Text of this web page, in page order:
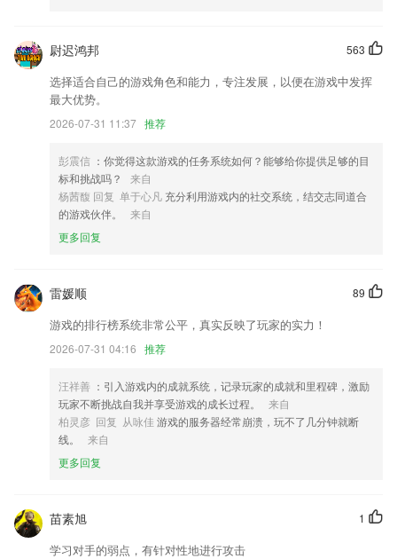
让孩子练琴知道对错、及时改进，高效利用练琴时间
澳门棋牌注册送金币更新了什么?
支持微信QQ图片分享；
笔记记事优化
直播流程更简单了！只需要在比赛上直接点击直播就可以开播啦！
提升了系统的稳定性
商品颜色和规格尺码属性支持搜索
绿色纯洁软件，远离广告打扰！
用商店进行打分评论，说出您的使用经历，以帮助我们更好的对产品进行
优化修改。
563
尉迟鸿邦
选择适合自己的游戏角色和能力，专注发展，以便在游戏中发挥
最大优势。
2026-07-31 11:37 推荐
彭震信 ：你觉得这款游戏的任务系统如何？能够给你提供足够的目
标和挑战吗？
来自
杨茜馥 回复 单于心凡 充分利用游戏内的社交系统，结交志同道合
的游戏伙伴。
来自
更多回复
89
雷媛顺
游戏的排行榜系统非常公平，真实反映了玩家的实力！
2026-07-31 04:16 推荐
汪祥善 ：引入游戏内的成就系统，记录玩家的成就和里程碑，激励
玩家不断挑战自我并享受游戏的成长过程。
来自
柏灵彦 回复 从咏佳 游戏的服务器经常崩溃，玩不了几分钟就断
线。
来自
更多回复
1
苗素旭
学习对手的弱点，有针对性地进行攻击